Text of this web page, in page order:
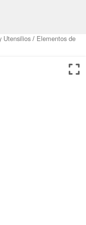
Utensilios / Elementos de